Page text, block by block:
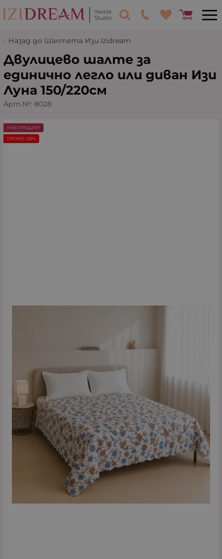
Назад до Шалтета Изи Izidream
Двулицево шалте за
единично легло или диван Изи
Луна 150/220см
Арт.№: 8028
НОВ ПРОДУКТ
ПРОМО -20%